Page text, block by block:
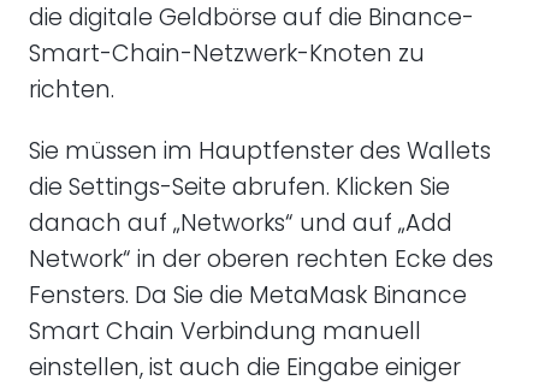
die digitale Geldbörse auf die Binance-
Smart-Chain-Netzwerk-Knoten zu
richten.
Sie müssen im Hauptfenster des Wallets
die Settings-Seite abrufen. Klicken Sie
danach auf „Networks“ und auf „Add
Network“ in der oberen rechten Ecke des
Fensters. Da Sie die MetaMask Binance
Smart Chain Verbindung manuell
einstellen, ist auch die Eingabe einiger